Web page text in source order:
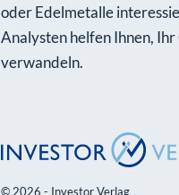
oder Edelmetalle
Analysten helfen Ihnen,
verwandeln.
© 2026 - Investor Verlag